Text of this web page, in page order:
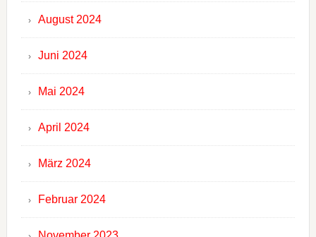
August 2024
Juni 2024
Mai 2024
April 2024
März 2024
Februar 2024